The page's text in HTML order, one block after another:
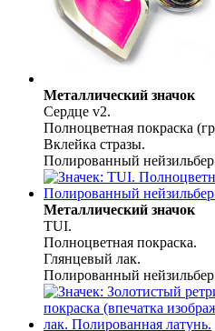
Металлический значок
Сердце v2.
Полноцветная покраска
Вклейка стразы.
Полированный
Металлический значок
TUI.
Полноцветная покраска.
Глянцевый лак.
Полированный